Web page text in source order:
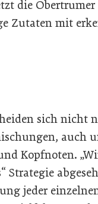
die
Zutaten mit
sich nicht
auch
Kopfnoten.
jeder